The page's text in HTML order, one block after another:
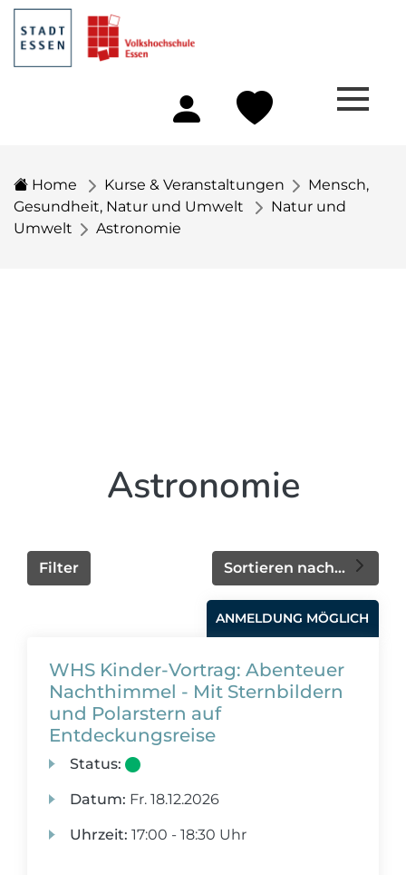
Home Kurse & Veranstaltungen
Mensch,
Gesundheit, Natur und Umwelt
Natur und
Umwelt
Astronomie
Astronomie
Sortieren nach...
Filter
ANMELDUNG MÖGLICH
WHS Kinder-Vortrag: Abenteuer
Nachthimmel - Mit Sternbildern
und Polarstern auf
Entdeckungsreise
Status:
Datum: Fr. 18.12.2026
Uhrzeit: 17:00 - 18:30 Uhr